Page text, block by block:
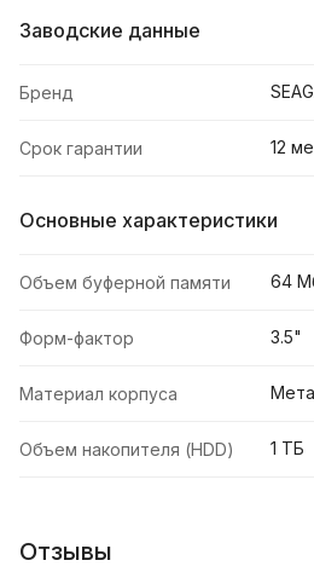
Заводские данные
Бренд
Срок гарантии 12
Основные характеристики
Объем буферной памяти 64
Форм-фактор 3.5"
Материал корпуса
Объем накопителя (HDD) 1 ТБ
Отзывы